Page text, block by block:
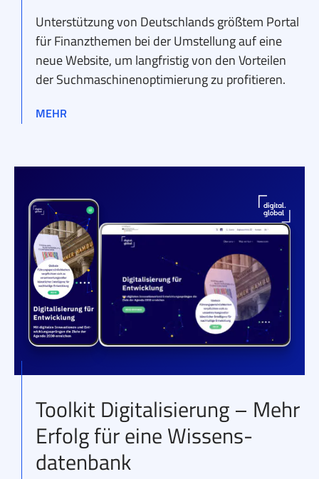
Unterstützung von Deutschlands größtem Portal
für Finanzthemen bei der Umstellung auf eine
neue Website, um langfristig von den Vorteilen
der Suchmaschinenoptimierung zu profitieren.
MEHR
Toolkit Digitalisierung – Mehr
Erfolg für eine Wissens­
datenbank